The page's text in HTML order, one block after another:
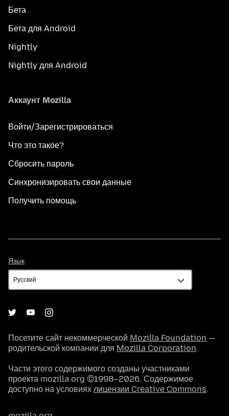
Бета
Бета для Android
Nightly
Nightly для Android
Аккаунт Mozilla
Войти/Зарегистрироваться
Что это такое?
Сбросить пароль
Синхронизировать свои данные
Получить помощь
Язык
Посетите сайт некоммерческой Mozilla Foundation —
родительской компании для Mozilla Corporation.
Части этого содержимого созданы участниками
проекта mozilla.org ©1998–2026. Содержимое
доступно на условиях лицензии Creative Commons.